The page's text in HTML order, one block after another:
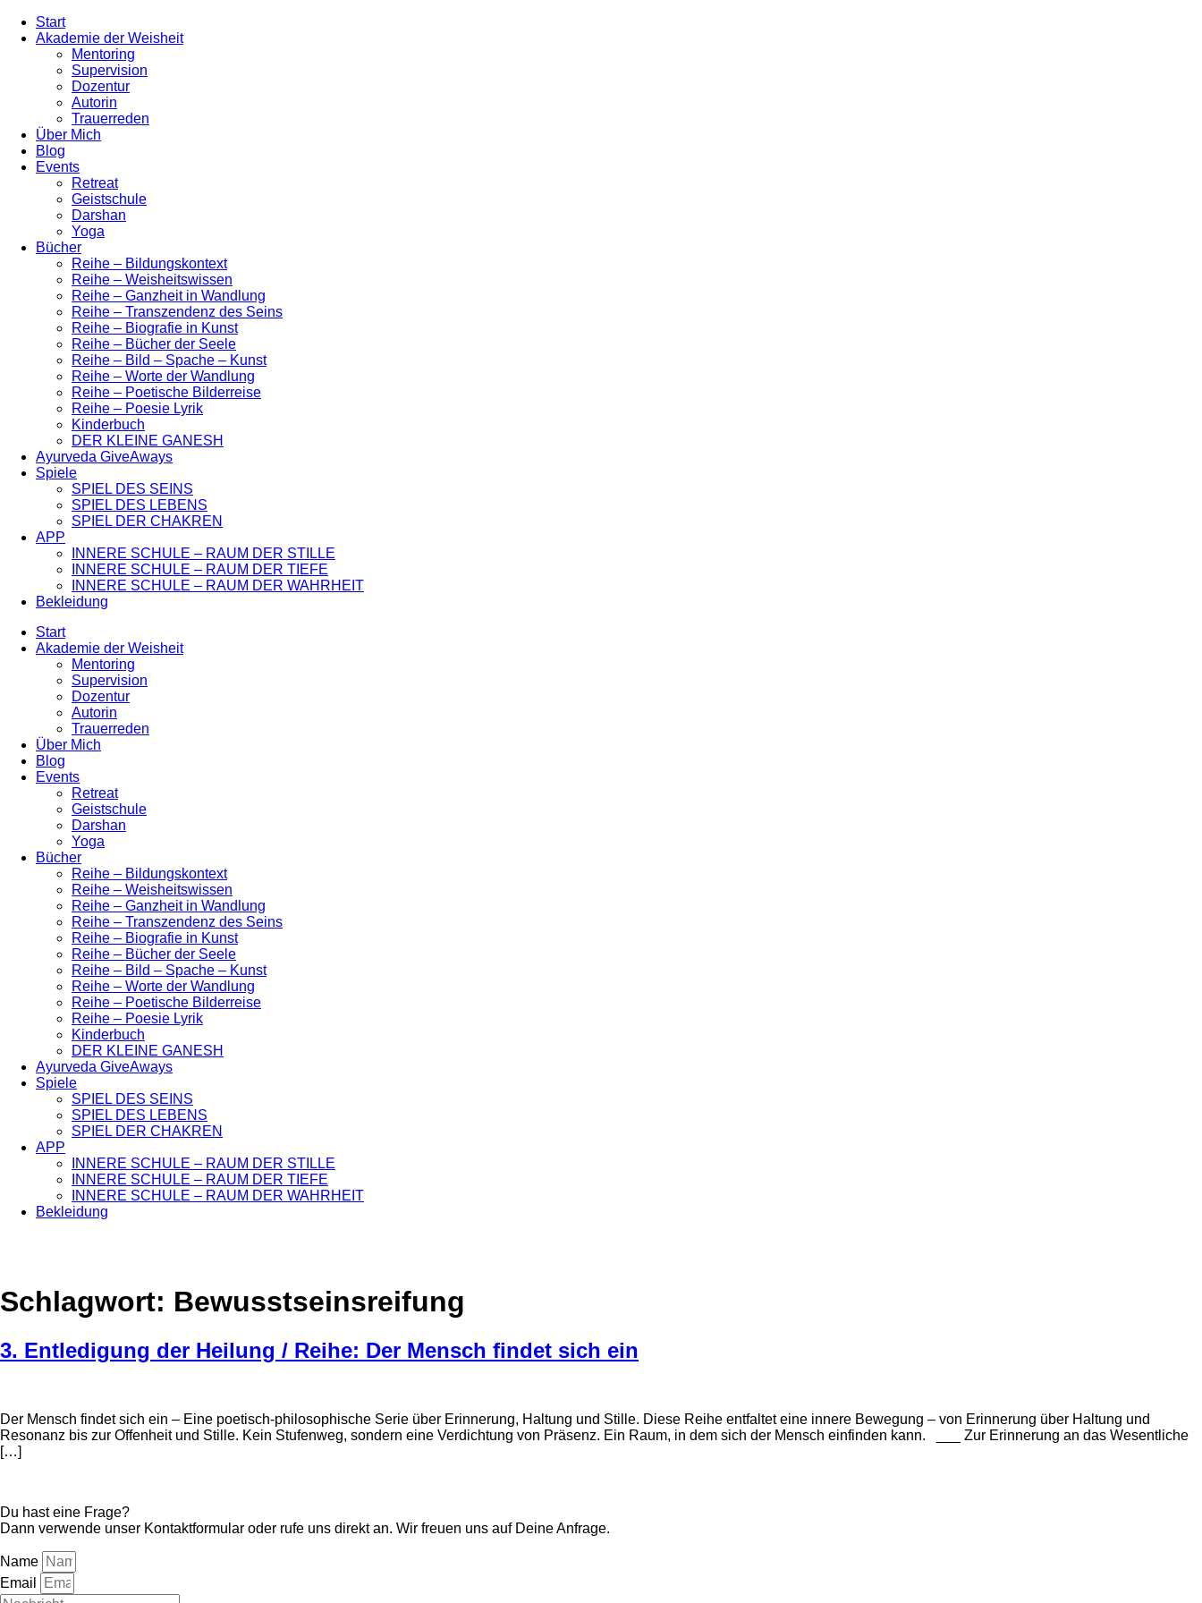
Zum
Inhalt
wechseln
Start
Akademie der Weisheit
Mentoring
Supervision
Dozentur
Autorin
Trauerreden
Über Mich
Blog
Events
Retreat
Geistschule
Darshan
Yoga
Bücher
Reihe – Bildungskontext
Reihe – Weisheitswissen
Reihe – Ganzheit in Wandlung
Reihe – Transzendenz des Seins
Reihe – Biografie in Kunst
Reihe – Bücher der Seele
Reihe – Bild – Spache – Kunst
Reihe – Worte der Wandlung
Reihe – Poetische Bilderreise
Reihe – Poesie Lyrik
Kinderbuch
DER KLEINE GANESH
Ayurveda GiveAways
Spiele
SPIEL DES SEINS
SPIEL DES LEBENS
SPIEL DER CHAKREN
APP
INNERE SCHULE – RAUM DER STILLE
INNERE SCHULE – RAUM DER TIEFE
INNERE SCHULE – RAUM DER WAHRHEIT
Bekleidung
Start
Akademie der Weisheit
Mentoring
Supervision
Dozentur
Autorin
Trauerreden
Über Mich
Blog
Events
Retreat
Geistschule
Darshan
Yoga
Bücher
Reihe – Bildungskontext
Reihe – Weisheitswissen
Reihe – Ganzheit in Wandlung
Reihe – Transzendenz des Seins
Reihe – Biografie in Kunst
Reihe – Bücher der Seele
Reihe – Bild – Spache – Kunst
Reihe – Worte der Wandlung
Reihe – Poetische Bilderreise
Reihe – Poesie Lyrik
Kinderbuch
DER KLEINE GANESH
Ayurveda GiveAways
Spiele
SPIEL DES SEINS
SPIEL DES LEBENS
SPIEL DER CHAKREN
APP
INNERE SCHULE – RAUM DER STILLE
INNERE SCHULE – RAUM DER TIEFE
INNERE SCHULE – RAUM DER WAHRHEIT
Bekleidung
Schlagwort: Bewusstseinsreifung
3. Entledigung der Heilung / Reihe: Der Mensch findet sich ein
Der Mensch findet sich ein – Eine poetisch-philosophische Serie über Erinnerung, Haltung und Stille. Diese Reihe entfaltet eine innere Bewegung – von Erinnerung über Haltung und
Resonanz bis zur Offenheit und Stille. Kein Stufenweg, sondern eine Verdichtung von Präsenz. Ein Raum, in dem sich der Mensch einfinden kann. ___ Zur Erinnerung an das Wesentliche
[…]
Du hast eine Frage?
Dann verwende unser Kontaktformular oder rufe uns direkt an. Wir freuen uns auf Deine Anfrage.
Name
Email